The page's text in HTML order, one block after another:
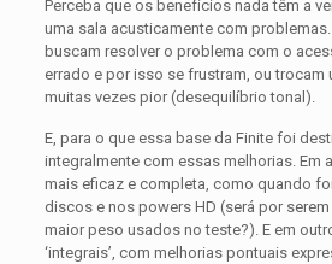
Perceba que os benefícios nada têm a
uma sala acusticamente com
buscam resolver o problema com o
errado e por isso se frustram, ou trocam
muitas vezes pior (desequilíbrio tonal).
E, para o que essa base da Finite foi
integralmente com essas melhorias. Em
mais eficaz e completa, como quando
discos e nos powers HD (será por
maior peso usados no teste?). E em
‘integrais’, com melhorias pontuais